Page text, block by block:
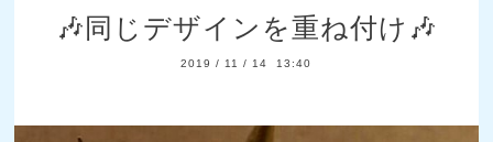
🎶同じデザインを重ね付け🎶
2019 / 11 / 14 13:40